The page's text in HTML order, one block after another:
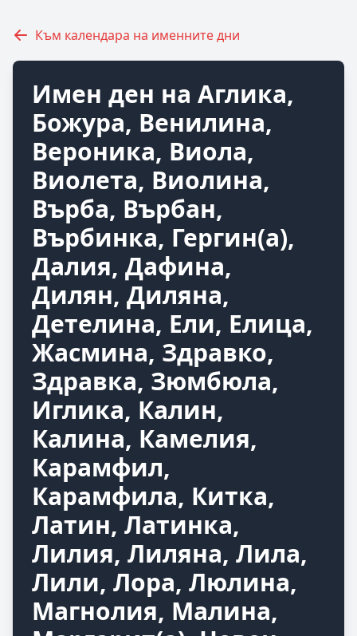
Към календара на именните дни
Имен ден на Аглика,
Божура, Венилина,
Вероника, Виола,
Виолета, Виолина,
Върба, Върбан,
Върбинка, Гергин(а),
Далия, Дафина,
Дилян, Диляна,
Детелина, Ели, Елица,
Жасмина, Здравко,
Здравка, Зюмбюла,
Иглика, Калин,
Калина, Камелия,
Карамфил,
Карамфила, Китка,
Латин, Латинка,
Лилия, Лиляна, Лила,
Лили, Лора, Люлина,
Магнолия, Малина,